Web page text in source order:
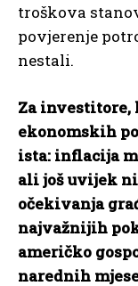
troškova
povjerenje
nestali.
Za investitore,
ekonomskih
ista: inflacija
ali još uvijek
očekivanja
najvažnijih
američko
narednih